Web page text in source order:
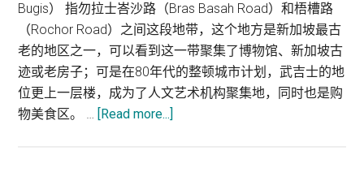
Bugis） 指勿拉士峇沙路（Bras Basah Road）和梧槽路
（Rochor Road）之间这段地带，这个地方是新加坡最古
老的地区之一，可以看到这一带聚集了博物馆、新加坡古
迹或老房子；可是在80年代的整顿城市计划，武吉士的地
位更上一层楼，成为了人文艺术机构聚集地，同时也是购
物美食区。 … [Read more...]